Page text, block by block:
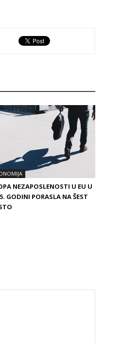
NEZAPOSLENOSTI U EU U
GODINI PORASLA NA ŠEST